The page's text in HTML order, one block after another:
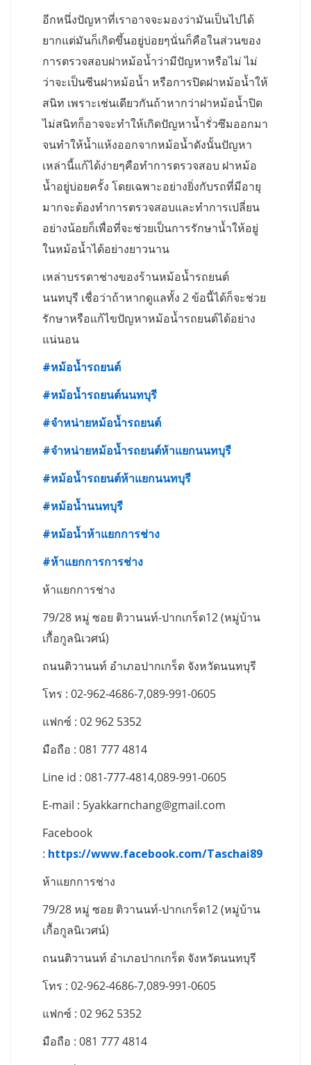
อีกหนึ่งปัญหาที่เราอาจจะมองว่ามันเป็นไปได้
ยากแต่มันก็เกิดขึ้นอยู่บ่อยๆนั่นก็คือในส่วนของ
การตรวจสอบฝาหม้อน้ำว่ามีปัญหาหรือไม่ ไม่
ว่าจะเป็นซีนฝาหม้อน้ำ หรือการปิดฝาหม้อน้ำให้
สนิท เพราะเช่นเดียวกันถ้าหากว่าฝาหม้อน้ำปิด
ไม่สนิทก็อาจจะทำให้เกิดปัญหาน้ำรั่วซึมออกมา
จนทำให้น้ำแห้งออกจากหม้อน้ำดังนั้นปัญหา
เหล่านี้แก้ได้ง่ายๆคือทำการตรวจสอบ ฝาหม้อ
น้ำอยู่บ่อยครั้ง โดยเฉพาะอย่างยิ่งกับรถที่มีอายุ
มากจะต้องทำการตรวจสอบและทำการเปลี่ยน
อย่างน้อยก็เพื่อที่จะช่วยเป็นการรักษาน้ำให้อยู่
ในหม้อน้ำได้อย่างยาวนาน
เหล่าบรรดาช่างของร้านหม้อน้ำรถยนต์
นนทบุรี เชื่อว่าถ้าหากดูแลทั้ง 2 ข้อนี้ได้ก็จะช่วย
รักษาหรือแก้ไขปัญหาหม้อน้ำรถยนต์ได้อย่าง
แน่นอน
#หม้อน้ำรถยนต์
#หม้อน้ำรถยนต์นนทบุรี
#จำหน่ายหม้อน้ำรถยนต์
#จำหน่ายหม้อน้ำรถยนต์ห้าแยกนนทบุรี
#หม้อน้ำรถยนต์ห้าแยกนนทบุรี
#หม้อน้ำนนทบุรี
#หม้อน้ำห้าแยกการช่าง
#ห้าแยกการการช่าง
ห้าแยกการช่าง
79/28 หมู่ ซอย ติวานนท์-ปากเกร็ด12 (หมู่บ้าน
เกื้อกูลนิเวศน์)
ถนนติวานนท์ อำเภอปากเกร็ด จังหวัดนนทบุรี
โทร : 02-962-4686-7,089-991-0605
แฟกซ์ : 02 962 5352
มือถือ : 081 777 4814
Line id : 081-777-4814,089-991-0605
E-mail : 5yakkarnchang@gmail.com
Facebook
: https://www.facebook.com/Taschai89
ห้าแยกการช่าง
79/28 หมู่ ซอย ติวานนท์-ปากเกร็ด12 (หมู่บ้าน
เกื้อกูลนิเวศน์)
ถนนติวานนท์ อำเภอปากเกร็ด จังหวัดนนทบุรี
โทร : 02-962-4686-7,089-991-0605
แฟกซ์ : 02 962 5352
มือถือ : 081 777 4814